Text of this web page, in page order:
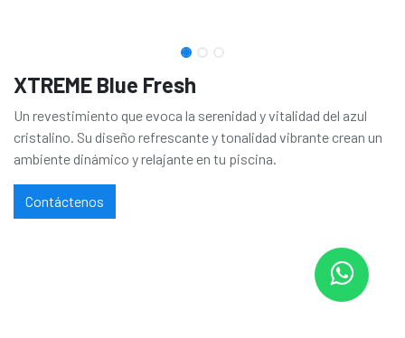
XTREME Blue Fresh
Un revestimiento que evoca la serenidad y vitalidad del azul
cristalino. Su diseño refrescante y tonalidad vibrante crean un
ambiente dinámico y relajante en tu piscina.
Contáctenos